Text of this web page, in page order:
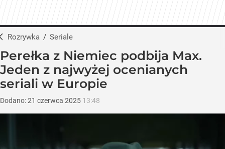
Rozrywka / Seriale
Perełka z Niemiec podbija Max.
Jeden z najwyżej ocenianych
seriali w Europie
Dodano:21 czerwca 2025 13:48